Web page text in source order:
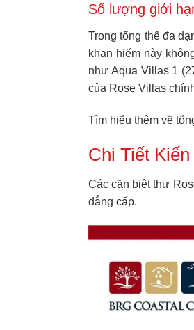
Số lượng giới
Trong tổng thể đa
khan hiếm này
như Aqua Villas 1
của Rose Villas
Tìm hiểu thêm về
Chi Tiết
Các căn biệt thự
đẳng cấp.